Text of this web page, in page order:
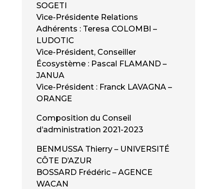
SOGETI
Vice-Présidente Relations
Adhérents : Teresa COLOMBI –
LUDOTIC
Vice-Président, Conseiller
Écosystème : Pascal FLAMAND –
JANUA
Vice-Président : Franck LAVAGNA –
ORANGE
Composition du Conseil
d’administration 2021-2023
BENMUSSA Thierry – UNIVERSITÉ
CÔTE D’AZUR
BOSSARD Frédéric – AGENCE
WACAN